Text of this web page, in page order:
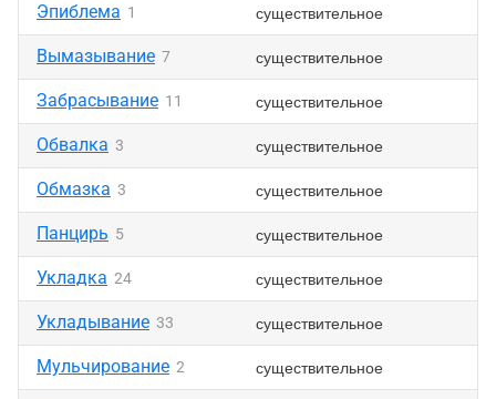
Эпиблема 1 существительное
Вымазывание 7 существительное
Забрасывание 11 существительное
Обвалка 3 существительное
Обмазка 3 существительное
Панцирь 5 существительное
Укладка 24 существительное
Укладывание 33 существительное
Мульчирование 2 существительное